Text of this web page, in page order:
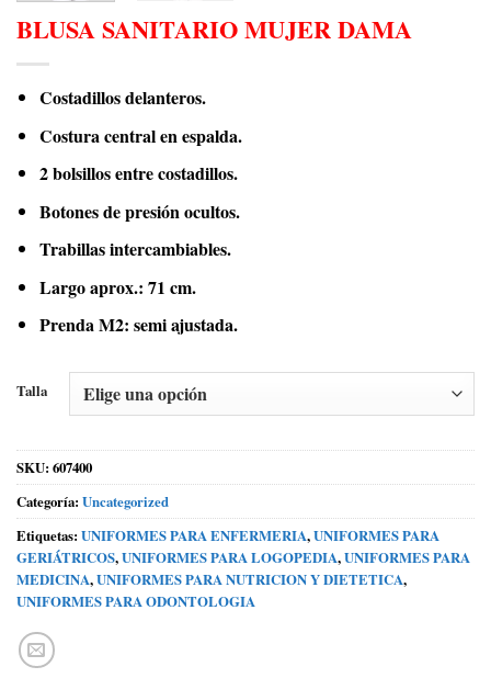
BLUSA SANITARIO MUJER DAMA
Costadillos delanteros.
Costura central en espalda.
2 bolsillos entre costadillos.
Botones de presión ocultos.
Trabillas intercambiables.
Largo aprox.: 71 cm.
Prenda M2: semi ajustada.
Talla
SKU: 607400
Categoría: Uncategorized
Etiquetas: UNIFORMES PARA ENFERMERIA,UNIFORMES PARA
GERIÁTRICOS,UNIFORMES PARA LOGOPEDIA,UNIFORMES PARA
MEDICINA,UNIFORMES PARA NUTRICION Y DIETETICA,
UNIFORMES PARA ODONTOLOGIA